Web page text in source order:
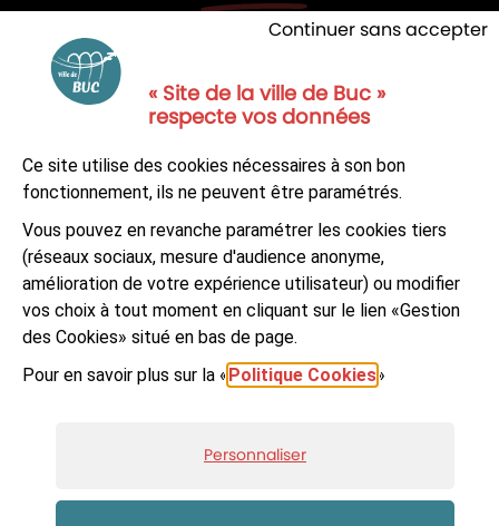
« Site de la ville de Buc »
respecte vos données
Ce site utilise des cookies nécessaires à son bon
fonctionnement, ils ne peuvent être paramétrés.
Vous pouvez en revanche paramétrer les cookies tiers
(réseaux sociaux, mesure d'audience anonyme,
amélioration de votre expérience utilisateur) ou modifier
vos choix à tout moment en cliquant sur le lien «Gestion
des Cookies» situé en bas de page.
Pour en savoir plus sur la « Politique Cookies»
Personnaliser
Continuer sans accepter
NOUS CONTACTER
S'ABONNER À LA NEWSLETTER
Suivez-nous sur
Facebook
LinkedIn
Accessibilité : non-conforme
Réalisé par Artifica